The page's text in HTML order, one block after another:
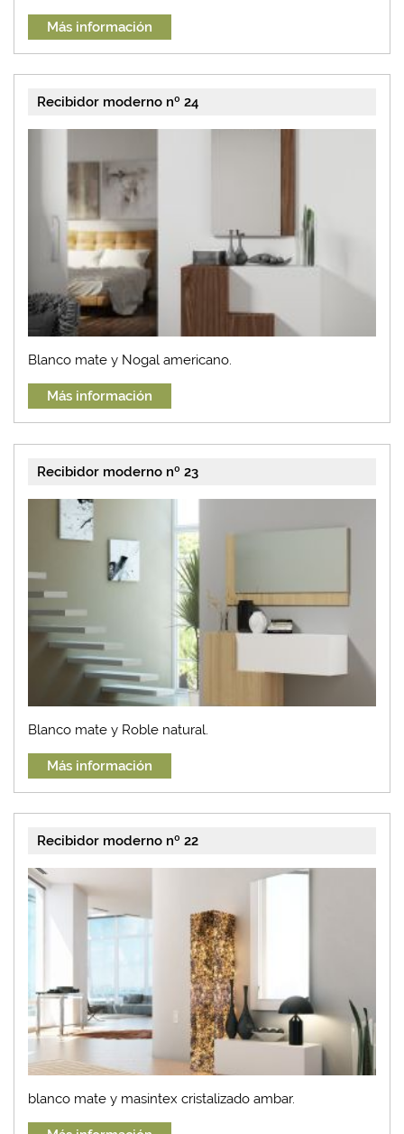
Más información
Recibidor moderno nº 24
Blanco mate y Nogal americano.
Más información
Recibidor moderno nº 23
Blanco mate y Roble natural.
Más información
Recibidor moderno nº 22
blanco mate y masintex cristalizado ambar.